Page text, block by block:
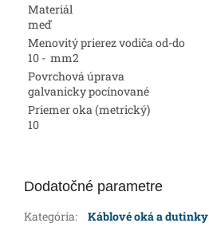
Materiál
meď
Menovitý prierez vodiča od-do
10 - mm2
Povrchová úprava
galvanicky pocínované
Priemer oka (metrický)
10
Dodatočné parametre
Kategória:
Káblové oká a dutinky